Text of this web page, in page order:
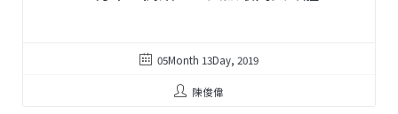
05Month 13Day, 2019
陳俊偉